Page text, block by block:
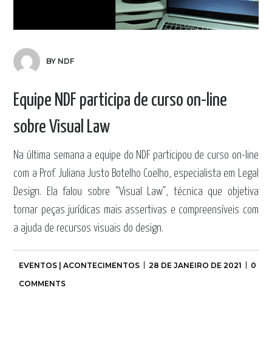
BY NDF
Equipe NDF participa de curso on-line
sobre Visual Law
Na última semana a equipe do NDF participou de curso on-line
com a Prof. Juliana Justo Botelho Coelho, especialista em Legal
Design. Ela falou sobre “Visual Law”, técnica que objetiva
tornar peças jurídicas mais assertivas e compreensíveis com
a ajuda de recursos visuais do design.
EVENTOS | ACONTECIMENTOS 28 DE JANEIRO DE 2021
0
COMMENTS